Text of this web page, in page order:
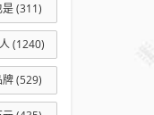
是(311)
(1240)
牌(529)